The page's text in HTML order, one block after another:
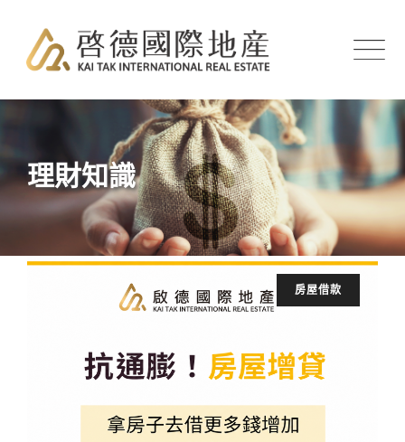
content
理財知識
房屋借款